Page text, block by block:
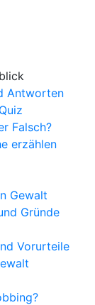
Antworten
Falsch?
erzählen
Gewalt
Gründe
Vorurteile